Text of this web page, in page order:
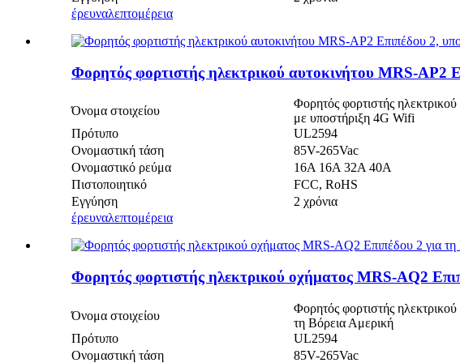
έρευναλεπτομέρεια
Φορητός φορτιστής ηλεκτρικού αυτοκινήτου MRS-AP2
Όνομα στοιχείου
Φορητός φορτιστής
με υποστήριξη 4G Wifi
Πρότυπο
UL2594
Ονομαστική τάση
85V-265Vac
Ονομαστικό ρεύμα
16Α 16Α 32Α 40Α
Πιστοποιητικό
FCC, RoHS
Εγγύηση
2 χρόνια
έρευναλεπτομέρεια
Φορητός φορτιστής ηλεκτρικού οχήματος MRS-AQ2
Όνομα στοιχείου
Φορητός φορτιστής
τη Βόρεια Αμερική
Πρότυπο
UL2594
Ονομαστική τάση
85V-265Vac